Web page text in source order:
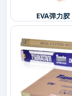
EVA弹力